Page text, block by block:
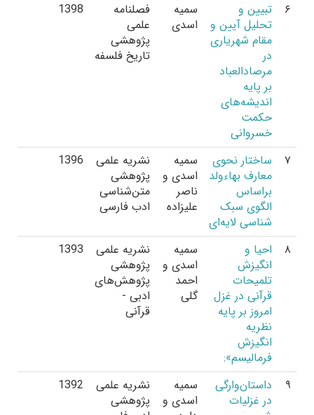
۶
تبیین و
تحلیل آیین و
مقام شهریاری
در
مرصادالعباد
بر پایه
اندیشه‌های
حکمت
خسروانی
سمیه
اسدی
فصلنامه
علمی
پژوهشی
تاریخ فلسفه
1398
۷
ساختار نحوی
معارف بهاءولد
براساس
الگوی سبک
شناسی لایه‌ای
سمیه
اسدی و
ناصر
علیزاده
نشریه علمی
پژوهشی
متن‌شناسی
ادب فارسی
1396
۸
احیا و
انگیزش
تلمیحات
قرآنی در غزل
امروز بر پایه
نظریه
انگیزش
فرمالیسم»:
سمیه
اسدی و
احمد
گلی
نشریه علمی
پژوهشی
پژوهش‌های
ادبی -
قرآنی
1393
۹
داستان‌‌‌وارگی
در غزلیات
سمیه
اسدی و
نشریه علمی
پژوهشی
1392